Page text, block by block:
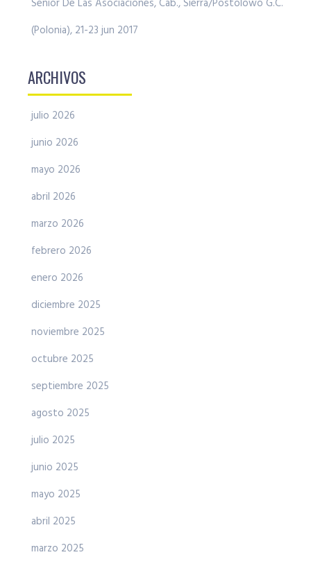
Senior De Las Asociaciones, Cab., Sierra/Postolowo G.C.
(Polonia), 21-23 jun 2017
ARCHIVOS
julio 2026
junio 2026
mayo 2026
abril 2026
marzo 2026
febrero 2026
enero 2026
diciembre 2025
noviembre 2025
octubre 2025
septiembre 2025
agosto 2025
julio 2025
junio 2025
mayo 2025
abril 2025
marzo 2025